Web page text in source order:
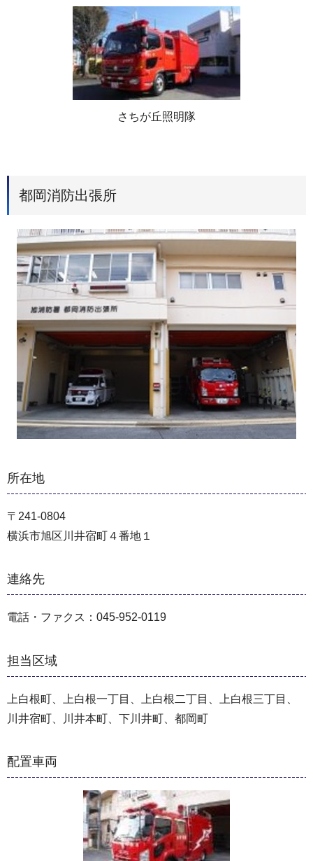
さちが丘照明隊
都岡消防出張所
所在地
〒241-0804
横浜市旭区川井宿町４番地１
連絡先
電話・ファクス：045-952-0119
担当区域
上白根町、上白根一丁目、上白根二丁目、上白根三丁目、
川井宿町、川井本町、下川井町、都岡町
配置車両